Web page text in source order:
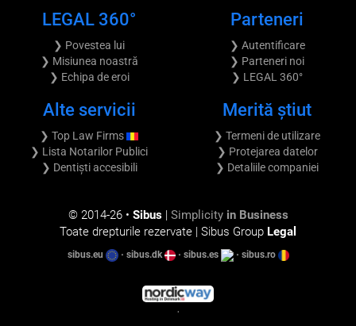
LEGAL 360°
❯ Povestea lui
❯ Misiunea noastră
❯ Echipa de eroi
Parteneri
❯ Autentificare
❯ Parteneri noi
❯ LEGAL 360°
Alte servicii
❯ Top Law Firms
❯ Lista Notarilor Publici
❯ Dentiști accesibili
Merită știut
❯ Termeni de utilizare
❯ Protejarea datelor
❯ Detaliile companiei
© 2014-26 • Sibus| Simplicity in Business
Toate drepturile rezervate | Sibus Group Legal
sibus.eu • sibus.dk • sibus.es • sibus.ro
•